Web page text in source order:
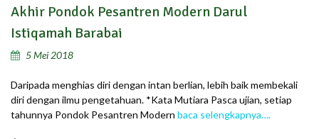
Akhir Pondok Pesantren Modern Darul
Istiqamah Barabai
5 Mei 2018
Daripada menghias diri dengan intan berlian, lebih baik membekali
diri dengan ilmu pengetahuan. *Kata Mutiara Pasca ujian, setiap
tahunnya Pondok Pesantren Modern baca selengkapnya….